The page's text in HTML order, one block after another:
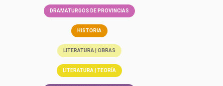
DRAMATURGOS DE PROVINCIAS
HISTORIA
LITERATURA | OBRAS
LITERATURA | TEORÍA